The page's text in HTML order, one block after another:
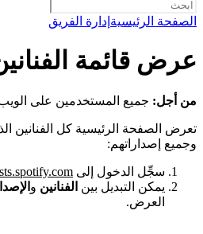
الصفحة الرئيسية إدارة الفريق
عرض قائمة
من أجل: جميع المستخدمين على
تعرض الصفحة الرئيسية كل الفنانين
وجميع إصداراتهم:
سجِّل الدخول إلى
يمكن التبديل بين الفنانين و
العرض.